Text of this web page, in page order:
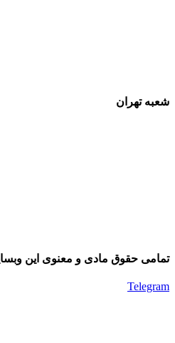
شعبه تهران
تمامی حقوق مادی و معنوی این
Telegram